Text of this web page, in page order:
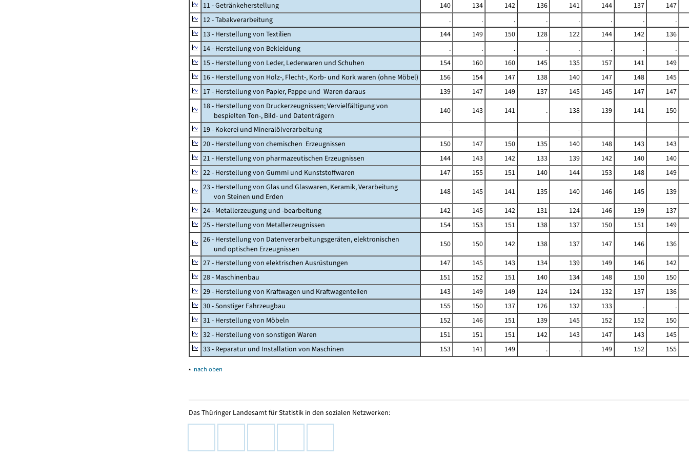
11 - Getränkeherstellung
140 134 142 136 141 144 137
147
12 - Tabakverarbeitung
. . . . . . .
.
13 - Herstellung von Textilien
144 149 150 128 122 144 142
136
14 - Herstellung von Bekleidung
. . . . . . .
.
15 - Herstellung von Leder, Lederwaren und Schuhen
154 160 160 145 135 157 141
149
16 - Herstellung von Holz-, Flecht-, Korb- und Kork waren (ohne Möbel)
156 154 147 138 140 147 148
145
17 - Herstellung von Papier, Pappe und Waren daraus
139 147 149 137 145 145 147
147
18 - Herstellung von Druckerzeugnissen; Vervielfältigung von
bespielten Ton-, Bild- und Datenträgern
140 143 141 . 138 139 141
150
19 - Kokerei und Mineralölverarbeitung
- - - - - - -
-
20 - Herstellung von chemischen Erzeugnissen
150 147 150 135 140 148 143
143
21 - Herstellung von pharmazeutischen Erzeugnissen
144 143 142 133 139 142 140
140
22 - Herstellung von Gummi und Kunststoffwaren
147 155 151 140 144 153 148
149
23 - Herstellung von Glas und Glaswaren, Keramik, Verarbeitung
von Steinen und Erden
148 145 141 135 140 146 145
139
24 - Metallerzeugung und -bearbeitung
142 145 142 131 124 146 139
137
25 - Herstellung von Metallerzeugnissen
154 153 151 138 137 150 151
149
26 - Herstellung von Datenverarbeitungsgeräten, elektronischen
und optischen Erzeugnissen
150 150 142 138 137 147 146
136
27 - Herstellung von elektrischen Ausrüstungen
147 145 143 134 139 149 146
142
28 - Maschinenbau
151 152 151 140 134 148 150
150
29 - Herstellung von Kraftwagen und Kraftwagenteilen
143 149 149 124 124 132 137
136
30 - Sonstiger Fahrzeugbau
155 150 137 126 132 133 .
.
31 - Herstellung von Möbeln
152 146 151 139 145 152 152
150
32 - Herstellung von sonstigen Waren
151 151 151 142 143 147 143
145
33 - Reparatur und Installation von Maschinen
153 141 149 . . 149 152 155
▴ nach oben
Das Thüringer Landesamt für Statistik in den sozialen Netzwerken: